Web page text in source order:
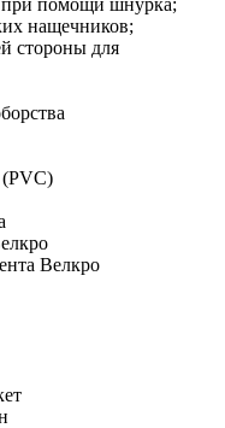
нащечников;
стороны для
(PVC)
Велкро